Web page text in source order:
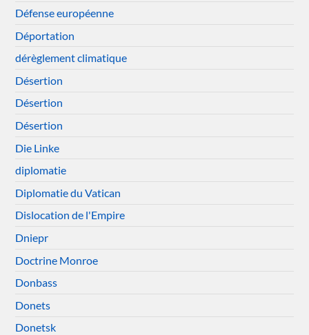
Défense européenne
Déportation
dérèglement climatique
Désertion
Désertion
Désertion
Die Linke
diplomatie
Diplomatie du Vatican
Dislocation de l'Empire
Dniepr
Doctrine Monroe
Donbass
Donets
Donetsk